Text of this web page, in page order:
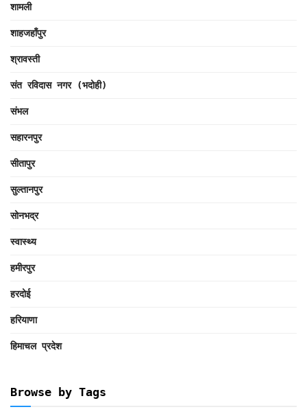
शामली
शाहजहाँपुर
श्रावस्ती
संत रविदास नगर (भदोही)
संभल
सहारनपुर
सीतापुर
सुल्तानपुर
सोनभद्र
स्वास्थ्य
हमीरपुर
हरदोई
हरियाणा
हिमाचल प्रदेश
Browse by Tags